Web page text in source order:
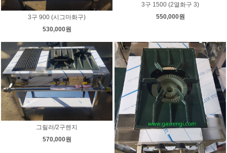
3구 900 (시그마화구)
530,000원
3구 1500 (2열화구 3)
550,000원
그릴러/2구렌지
570,000원